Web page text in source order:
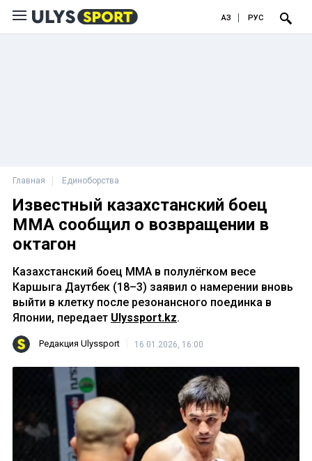
ҚАЗ РУС
Главная Единоборства
Известный казахстанский боец
ММА сообщил о возвращении в
октагон
Казахстанский боец ММА в полулёгком весе
Каршыга Даутбек (18–3) заявил о намерении вновь
выйти в клетку после резонансного поединка в
Японии, передает Ulyssport.kz.
Редакция Ulyssport 16.01.2026, 16:00